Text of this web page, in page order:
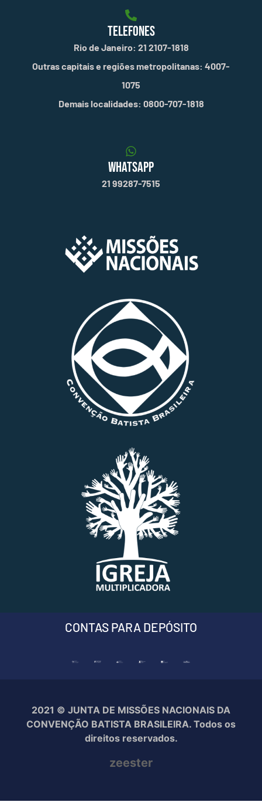
TELEFONES
Rio de Janeiro: 21 2107-1818
Outras capitais e regiões metropolitanas: 4007-
1075
Demais localidades: 0800-707-1818
WHATSAPP
21 99287-7515
CONTAS PARA DEPÓSITO
2021 © JUNTA DE MISSÕES NACIONAIS DA
CONVENÇÃO BATISTA BRASILEIRA. Todos os
direitos reservados.
zeester